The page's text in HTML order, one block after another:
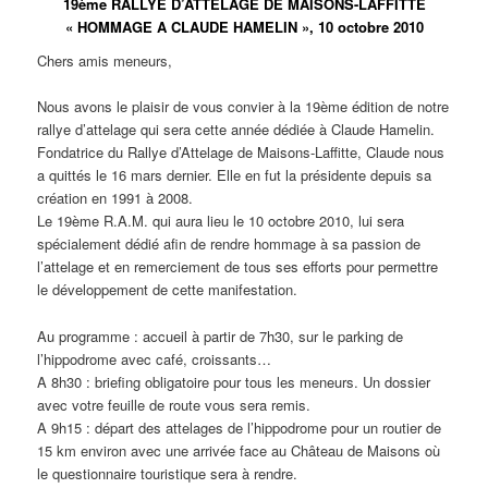
« HOMMAGE A CLAUDE HAMELIN », 10 octobre 2010
Chers amis meneurs,
Nous avons le plaisir de vous convier à la 19ème édition de notre
rallye d’attelage qui sera cette année dédiée à Claude Hamelin.
Fondatrice du Rallye d’Attelage de Maisons-Laffitte, Claude nous
a quittés le 16 mars dernier. Elle en fut la présidente depuis sa
création en 1991 à 2008.
Le 19ème R.A.M. qui aura lieu le 10 octobre 2010, lui sera
spécialement dédié afin de rendre hommage à sa passion de
l’attelage et en remerciement de tous ses efforts pour permettre
le développement de cette manifestation.
Au programme : accueil à partir de 7h30, sur le parking de
l’hippodrome avec café, croissants…
A 8h30 : briefing obligatoire pour tous les meneurs. Un dossier
avec votre feuille de route vous sera remis.
A 9h15 : départ des attelages de l’hippodrome pour un routier de
15 km environ avec une arrivée face au Château de Maisons où
le questionnaire touristique sera à rendre.